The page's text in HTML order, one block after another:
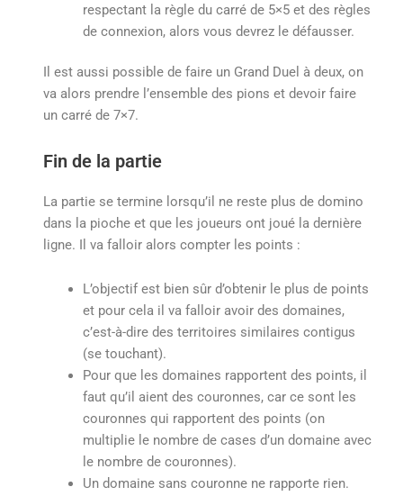
respectant la règle du carré de 5×5 et des règles
de connexion, alors vous devrez le défausser.
Il est aussi possible de faire un Grand Duel à deux, on
va alors prendre l’ensemble des pions et devoir faire
un carré de 7×7.
Fin de la partie
La partie se termine lorsqu’il ne reste plus de domino
dans la pioche et que les joueurs ont joué la dernière
ligne. Il va falloir alors compter les points :
L’objectif est bien sûr d’obtenir le plus de points
et pour cela il va falloir avoir des domaines,
c’est-à-dire des territoires similaires contigus
(se touchant).
Pour que les domaines rapportent des points, il
faut qu’il aient des couronnes, car ce sont les
couronnes qui rapportent des points (on
multiplie le nombre de cases d’un domaine avec
le nombre de couronnes).
Un domaine sans couronne ne rapporte rien.